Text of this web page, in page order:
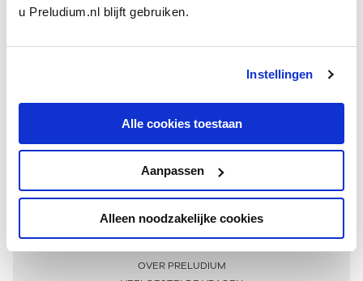
u Preludium.nl blijft gebruiken.
Instellingen
Alle cookies toestaan
Aanpassen
Alleen noodzakelijke cookies
Meer informatie
OVER PRELUDIUM